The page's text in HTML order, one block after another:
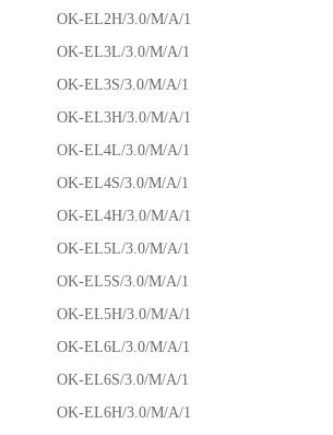
OK-EL2H/3.0/M/A/1
OK-EL3L/3.0/M/A/1
OK-EL3S/3.0/M/A/1
OK-EL3H/3.0/M/A/1
OK-EL4L/3.0/M/A/1
OK-EL4S/3.0/M/A/1
OK-EL4H/3.0/M/A/1
OK-EL5L/3.0/M/A/1
OK-EL5S/3.0/M/A/1
OK-EL5H/3.0/M/A/1
OK-EL6L/3.0/M/A/1
OK-EL6S/3.0/M/A/1
OK-EL6H/3.0/M/A/1